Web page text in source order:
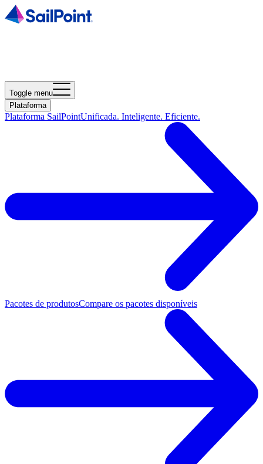
Toggle menu
Plataforma
Plataforma SailPointUnificada. Inteligente. Eficiente.
Pacotes de produtosCompare os pacotes disponíveis